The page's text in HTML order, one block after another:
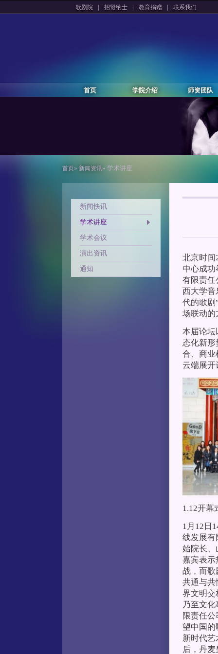
歌剧院 | 招贤纳士 | 教育捐赠 | 联系我们
首页 学院介绍 师资团队
首页» 新闻资讯» 学术讲座
新闻快讯
学术讲座
学术会议
演出资讯
通知
北京时间
中心成
有限责任
西大学音
代的歌剧
场联动的
本届论坛
态化新形
合、商业
云端展开
1.12开幕
1月12日
线发展有
始院长、
嘉宾表示
战，而歌
共通与共
界文明交
乃至文
限责任
望中国的
新时代
后，丹麦